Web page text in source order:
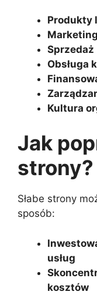
Produkty
Marketing
Sprzedaż
Obsługa
Kultura
Jak
strony?
Słabe strony
sposób:
usług
kosztów